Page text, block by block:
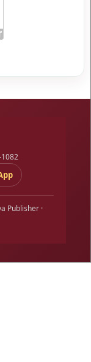
Publisher ·